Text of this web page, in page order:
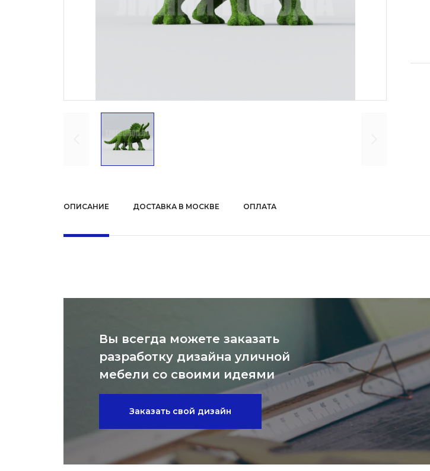
ОПИСАНИЕ ДОСТАВКА В МОСКВЕ ОПЛАТА
Вы всегда можете заказать
разработку дизайна уличной
мебели со своими идеями
Заказать свой дизайн